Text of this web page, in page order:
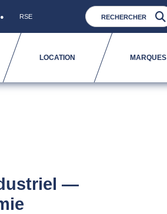
RSE
LOCATION MARQUES
—